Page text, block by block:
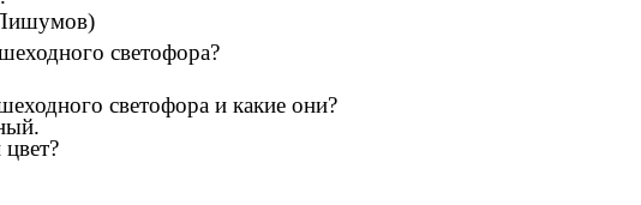
светофора?
светофора и какие они?